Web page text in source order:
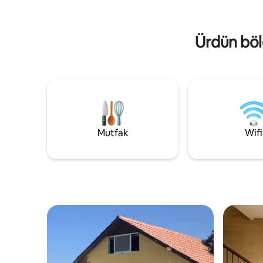
mahremiyet ve unutulmaz bir kaçamakÜrdün
Mutfak Wifi